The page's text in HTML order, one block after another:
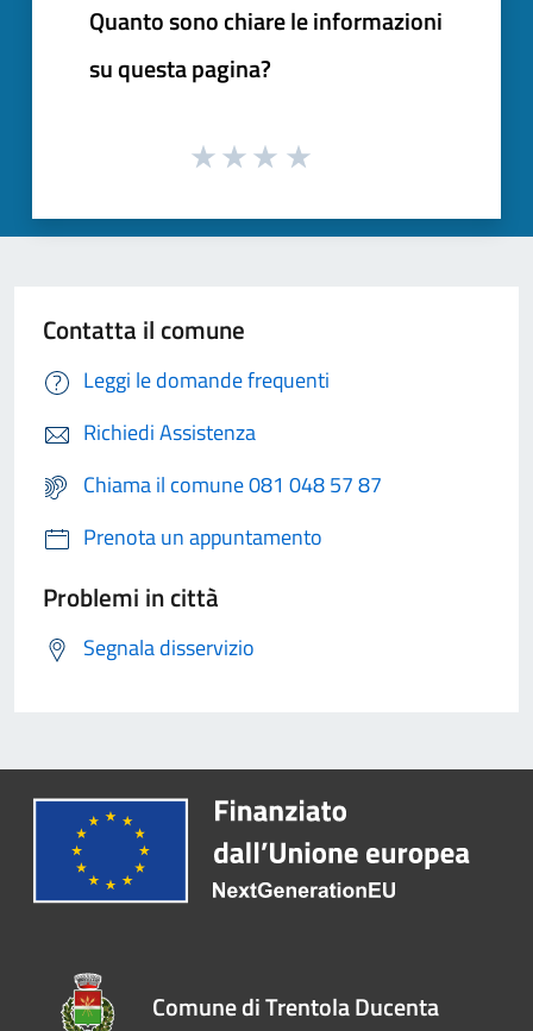
Quanto sono chiare le informazioni
su questa pagina?
Contatta il comune
Leggi le domande frequenti
Richiedi Assistenza
Chiama il comune 081 048 57 87
Prenota un appuntamento
Problemi in città
Segnala disservizio
Comune di Trentola Ducenta